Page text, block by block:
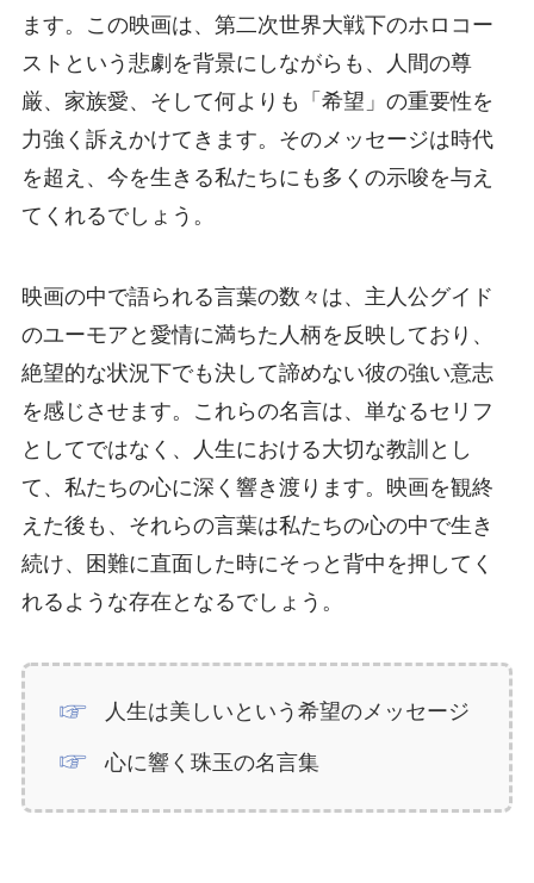
ます。この映画は、第二次世界大戦下のホロコー
ストという悲劇を背景にしながらも、人間の尊
厳、家族愛、そして何よりも「希望」の重要性を
力強く訴えかけてきます。そのメッセージは時代
を超え、今を生きる私たちにも多くの示唆を与え
てくれるでしょう。
映画の中で語られる言葉の数々は、主人公グイド
のユーモアと愛情に満ちた人柄を反映しており、
絶望的な状況下でも決して諦めない彼の強い意志
を感じさせます。これらの名言は、単なるセリフ
としてではなく、人生における大切な教訓とし
て、私たちの心に深く響き渡ります。映画を観終
えた後も、それらの言葉は私たちの心の中で生き
続け、困難に直面した時にそっと背中を押してく
れるような存在となるでしょう。
人生は美しいという希望のメッセージ
心に響く珠玉の名言集